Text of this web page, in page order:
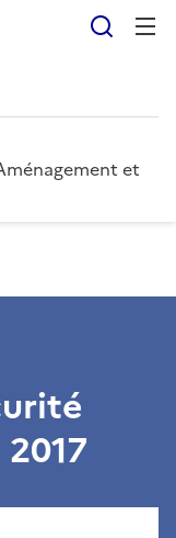
et